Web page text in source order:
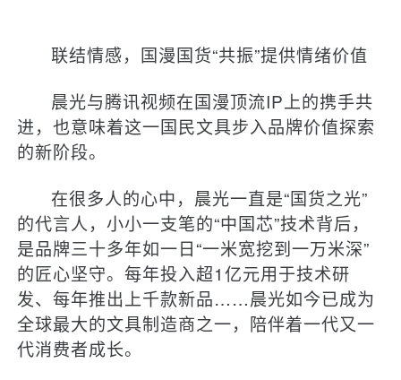
联结情感，国漫国货“共振”提供情绪价值
晨光与腾讯视频在国漫顶流IP上的携手共
进，也意味着这一国民文具步入品牌价值探索
的新阶段。
在很多人的心中，晨光一直是“国货之光”
的代言人，小小一支笔的“中国芯”技术背后，
是品牌三十多年如一日“一米宽挖到一万米深”
的匠心坚守。每年投入超1亿元用于技术研
发、每年推出上千款新品……晨光如今已成为
全球最大的文具制造商之一，陪伴着一代又一
代消费者成长。